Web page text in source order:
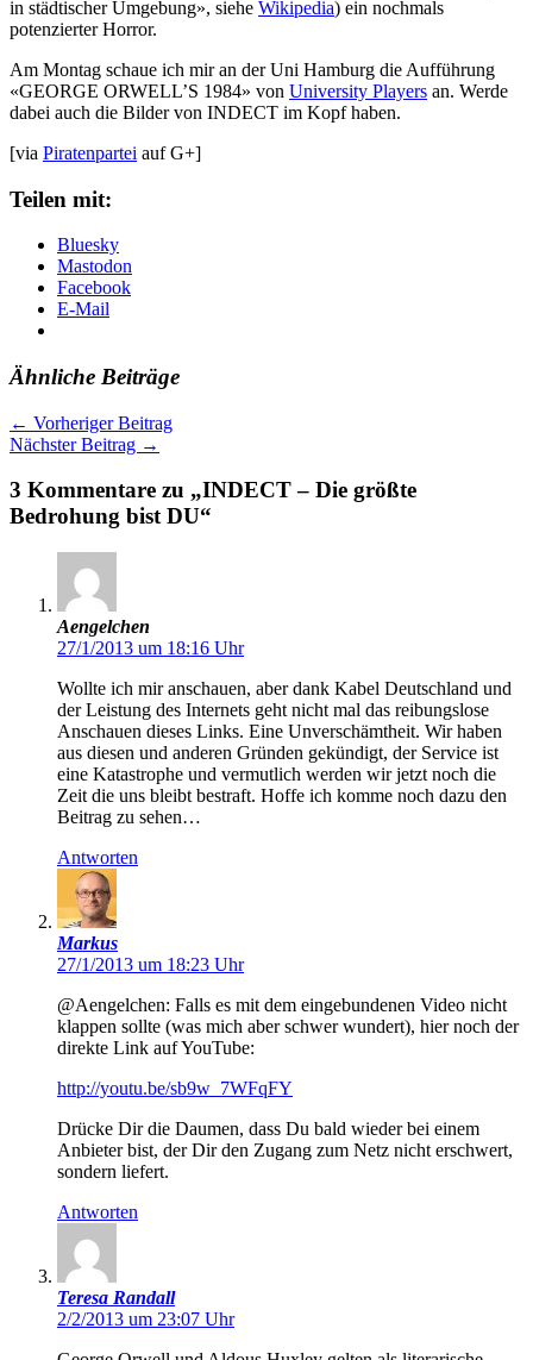
in städtischer Umgebung», siehe Wikipedia) ein nochmals
potenzierter Horror.
Am Montag schaue ich mir an der Uni Hamburg die Aufführung
«GEORGE ORWELL’S 1984» von University Players an. Werde
dabei auch die Bilder von INDECT im Kopf haben.
[via Piratenpartei auf G+]
Teilen mit:
Bluesky
Mastodon
Facebook
E-Mail
Ähnliche Beiträge
← Vorheriger Beitrag
Nächster Beitrag →
3 Kommentare zu „INDECT – Die größte
Bedrohung bist DU“
Aengelchen
27/1/2013 um 18:16 Uhr
Wollte ich mir anschauen, aber dank Kabel Deutschland und
der Leistung des Internets geht nicht mal das reibungslose
Anschauen dieses Links. Eine Unverschämtheit. Wir haben
aus diesen und anderen Gründen gekündigt, der Service ist
eine Katastrophe und vermutlich werden wir jetzt noch die
Zeit die uns bleibt bestraft. Hoffe ich komme noch dazu den
Beitrag zu sehen…
Antworten
Markus
27/1/2013 um 18:23 Uhr
@Aengelchen: Falls es mit dem eingebundenen Video nicht
klappen sollte (was mich aber schwer wundert), hier noch der
direkte Link auf YouTube:
http://youtu.be/sb9w_7WFqFY
Drücke Dir die Daumen, dass Du bald wieder bei einem
Anbieter bist, der Dir den Zugang zum Netz nicht erschwert,
sondern liefert.
Antworten
Teresa Randall
2/2/2013 um 23:07 Uhr